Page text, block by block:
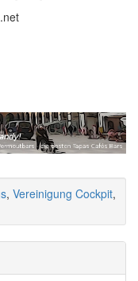
, Vereinigung Cockpit,